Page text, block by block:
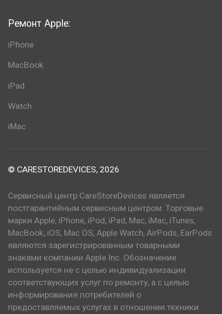
Ремонт Apple:
iPhone
MacBook
iPad
Watch
iMac
© CARESTOREDEVICES, 2026
Сервисный центр CareStoreDevices является
постгарантийным сервисным центром. Торговые
марки Apple, iPhone, iPod, iPad, Mac, iMac, iTunes,
MacBook, iOS, Mac OS, Apple Watch, AirPods, EarPods
являются зарегистрированным товарными
знаками компании Apple Inc. Обозначение
используется не с целью индивидуализации
соответствующих услуг по ремонту, а с целью
информирования потребителей о
предоставляемых услугах в отношении техники